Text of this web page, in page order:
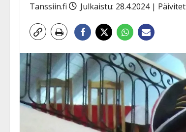
Tanssiin.fi Julkaistu: 28.4.2024 |